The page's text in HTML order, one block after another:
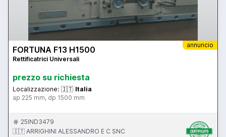
annuncio
FORTUNA F13 H1500
Rettificatrici Universali
prezzo su richiesta
Localizzazione: 🇮🇹 Italia
ap 225 mm, dp 1500 mm
25IND3479
🇮🇹 ARRIGHINI ALESSANDRO E C SNC